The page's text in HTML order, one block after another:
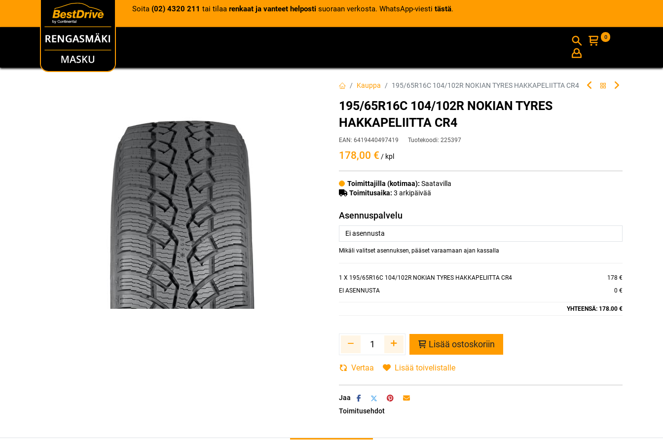
Soita (02) 4320 211 tai tilaa renkaat ja vanteet helposti suoraan verkosta. WhatsApp-viesti tästä.
RENKAAT INFO
0
Kauppa 195/65R16C 104/102R NOKIAN TYRES HAKKAPELIITTA CR4
195/65R16C 104/102R NOKIAN TYRES
HAKKAPELIITTA CR4
EAN: 6419440497419 Tuotekoodi: 225397
178,00 € / kpl
Toimittajilla (kotimaa): Saatavilla
Toimitusaika: 3 arkipäivää
Asennuspalvelu
Mikäli valitset asennuksen, pääset varaamaan ajan kassalla
1 X 195/65R16C 104/102R NOKIAN TYRES HAKKAPELIITTA CR4
178 €
EI ASENNUSTA
0 €
YHTEENSÄ: 178.00 €
Lisää ostoskoriin
Vertaa Lisää toivelistalle
Jaa
Toimitusehdot